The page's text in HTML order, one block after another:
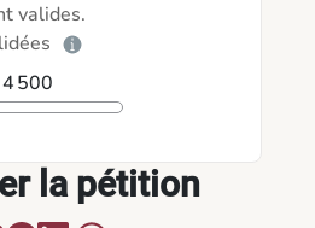
valides.
500
la pétition